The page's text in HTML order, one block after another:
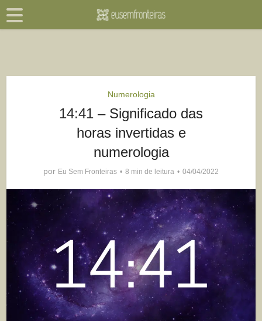
Numerologia
14:41 – Significado das
horas invertidas e
numerologia
por Eu Sem Fronteiras 8 min de leitura 04/04/2022